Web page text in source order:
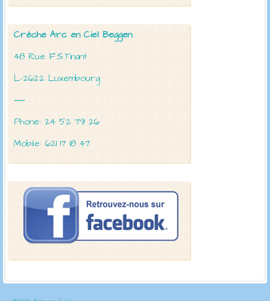
Crèche Arc en Ciel Beggen
48 Rue F.S.Tinant
L-2622 Luxembourg
———
Phone: 24 52 79 26
Mobile: 621 17 18 47